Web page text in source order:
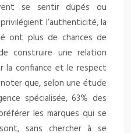
se sentir dupés ou
l’authenticité, la
ont plus de chances de
construire une relation
la confiance et le respect
que, selon une étude
spécialisée, 63% des
les marques qui se
sans chercher à se